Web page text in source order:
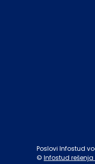
Poslovi Infostud
© Infostud